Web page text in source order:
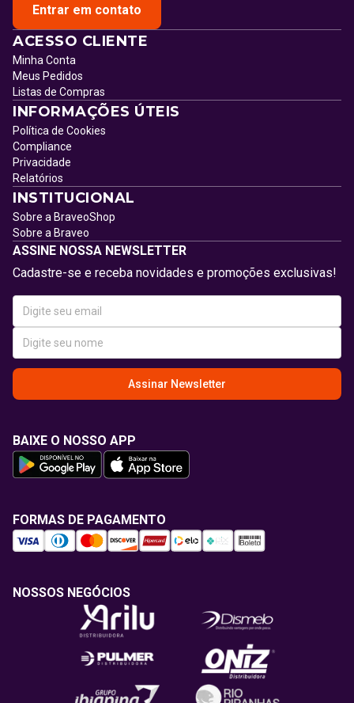
Entrar em contato
ACESSO CLIENTE
Minha Conta
Meus Pedidos
Listas de Compras
INFORMAÇÕES ÚTEIS
Política de Cookies
Compliance
Privacidade
Relatórios
INSTITUCIONAL
Sobre a BraveoShop
Sobre a Braveo
ASSINE NOSSA NEWSLETTER
Cadastre-se e receba novidades e promoções exclusivas!
Assinar Newsletter
BAIXE O NOSSO APP
FORMAS DE PAGAMENTO
NOSSOS NEGÓCIOS